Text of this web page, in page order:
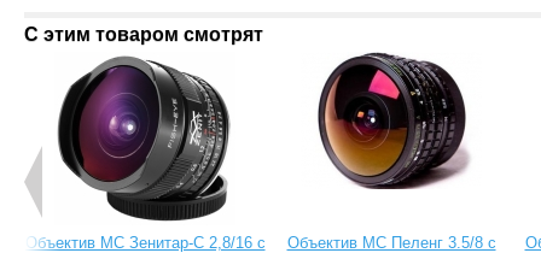
С этим товаром смотрят
Объектив МС Зенитар-C 2,8/16 с
Объектив МС Пеленг 3.5/8 с